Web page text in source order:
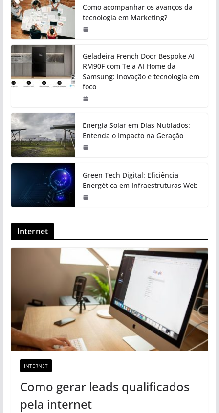
Como acompanhar os avanços da
tecnologia em Marketing?
Geladeira French Door Bespoke AI
RM90F com Tela AI Home da
Samsung: inovação e tecnologia em
foco
Energia Solar em Dias Nublados:
Entenda o Impacto na Geração
Green Tech Digital: Eficiência
Energética em Infraestruturas Web
Internet
INTERNET
Como gerar leads qualificados
pela internet